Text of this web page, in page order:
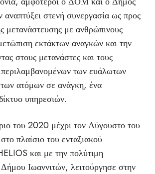
αναπτύξει στενή συνεργασία ως προς
μετανάστευσης με ανθρώπινους
εκτάκτων αναγκών και την
στους μετανάστες και τους
των ευάλωτων
ατόμων σε ανάγκη, ένα
υπηρεσιών.
του 2020 μέχρι τον Αύγουστο του
πλαίσιο του ενταξιακού
και με την πολύτιμη
Ιωαννιτών, λειτούργησε στην